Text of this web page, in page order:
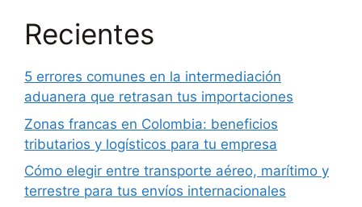
Recientes
5 errores comunes en la intermediación
aduanera que retrasan tus importaciones
Zonas francas en Colombia: beneficios
tributarios y logísticos para tu empresa
Cómo elegir entre transporte aéreo, marítimo y
terrestre para tus envíos internacionales